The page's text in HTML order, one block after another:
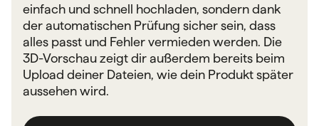
einfach und schnell hochladen, sondern dank
der automatischen Prüfung sicher sein, dass
alles passt und Fehler vermieden werden. Die
3D-Vorschau zeigt dir außerdem bereits beim
Upload deiner Dateien, wie dein Produkt später
aussehen wird.